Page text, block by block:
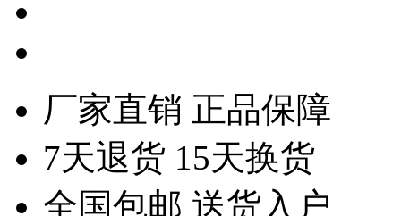
厂家直销 正品保障
7天退货 15天换货
全国包邮 送货入户